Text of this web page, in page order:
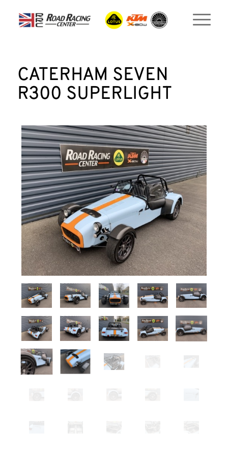
CATERHAM SEVEN
R300 SUPERLIGHT